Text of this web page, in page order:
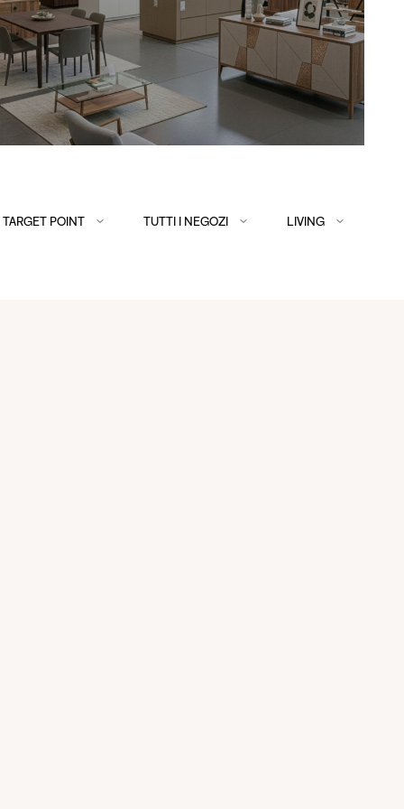
TARGET POINT TUTTI I NEGOZI LIVING